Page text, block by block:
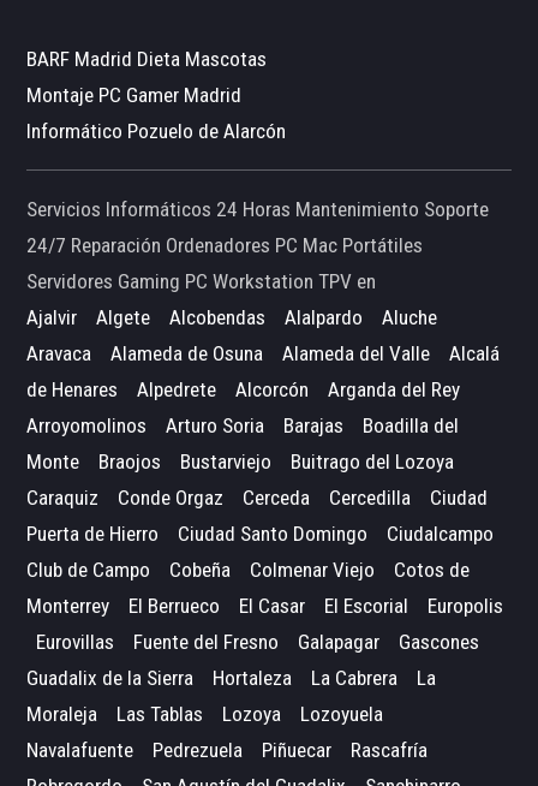
BARF Madrid Dieta Mascotas
Montaje PC Gamer Madrid
Informático Pozuelo de Alarcón
Servicios Informáticos 24 Horas Mantenimiento Soporte
24/7 Reparación Ordenadores PC Mac Portátiles
Servidores Gaming PC Workstation TPV en
Ajalvir
Algete Alcobendas Alalpardo
Aluche
Aravaca
Alameda de Osuna Alameda del Valle
Alcalá
de Henares
Alpedrete Alcorcón
Arganda del Rey
Arroyomolinos
Arturo Soria Barajas
Boadilla del
Monte
Braojos Bustarviejo
Buitrago del Lozoya
Caraquiz
Conde Orgaz Cerceda Cercedilla
Ciudad
Puerta de Hierro
Ciudad Santo Domingo
Ciudalcampo
Club de Campo
Cobeña Colmenar Viejo
Cotos de
Monterrey
El Berrueco El Casar El Escorial
Europolis
Eurovillas
Fuente del Fresno Galapagar
Gascones
Guadalix de la Sierra
Hortaleza La Cabrera
La
Moraleja
Las Tablas Lozoya
Lozoyuela
Navalafuente
Pedrezuela Piñuecar
Rascafría